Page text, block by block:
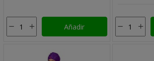
Añadir